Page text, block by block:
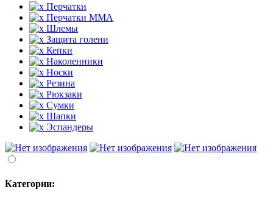
Перчатки
Перчатки MMA
Шлемы
Защита голени
Кепки
Наколенники
Носки
Резина
Рюкзаки
Сумки
Шапки
Эспандеры
Категории: